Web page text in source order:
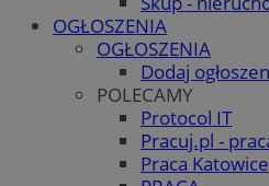
OGŁOSZENIA
OGŁOSZENIA
Dodaj
POLECAMY
Protocol IT
Pracuj.pl -
Praca Katowice